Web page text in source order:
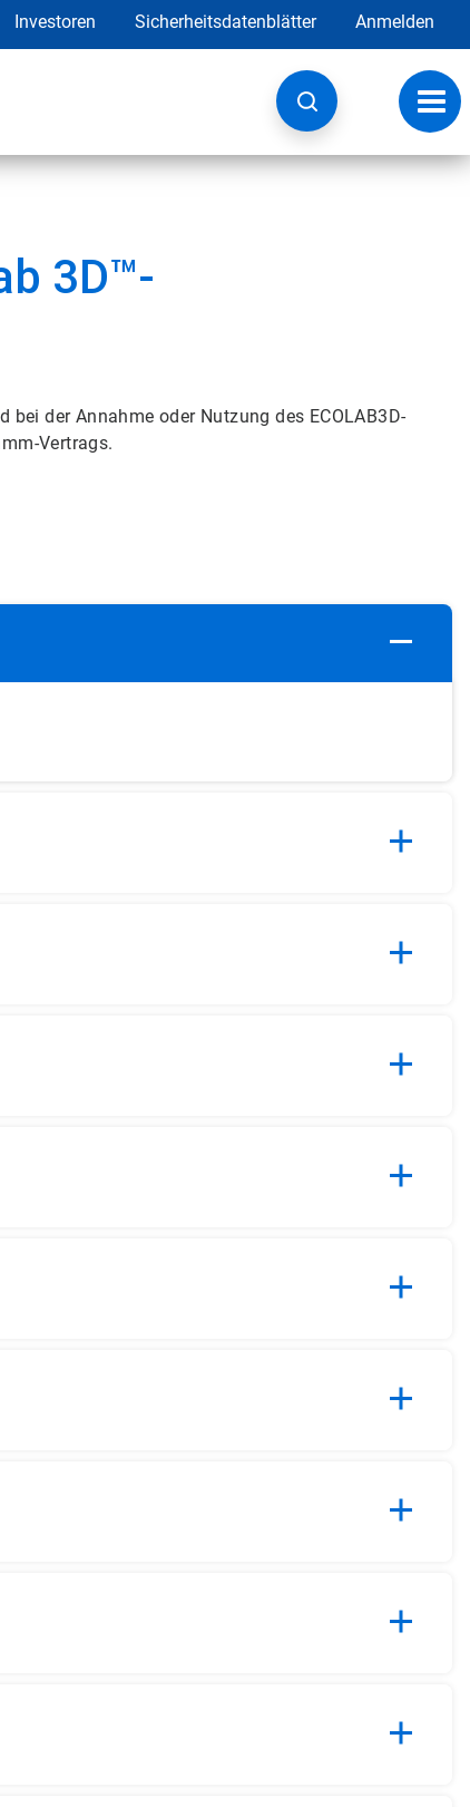
Investoren Sicherheitsdatenblätter Anmelden
3D™-
der Annahme oder Nutzung des ECOLAB3D-
Vertrags.